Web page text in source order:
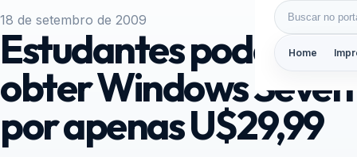
Buscar por:
Home
18 de setembro de 2009
Estudantes poderão
obter Windows Seven
por apenas U$29,99